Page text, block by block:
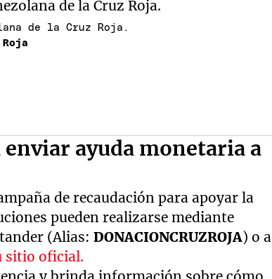
de la Cruz Roja.
ayuda monetaria a
de recaudación para apoyar la
pueden realizarse mediante
(Alias: DONACIONCRUZROJA) o a
sitio oficial.